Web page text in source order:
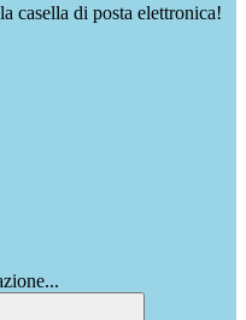
casella di posta elettronica!